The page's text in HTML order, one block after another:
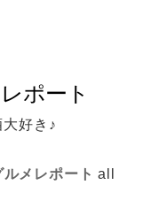
好き♪
メレポート all